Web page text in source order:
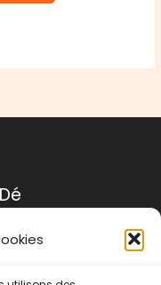
ventes